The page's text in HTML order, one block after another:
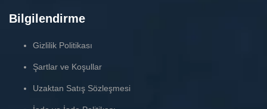
Bilgilendirme
Gizlilik Politikası
Şartlar ve Koşullar
Uzaktan Satış Sözleşmesi